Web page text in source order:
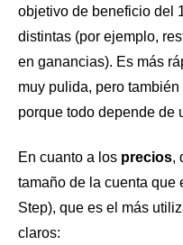
objetivo de beneficio del
distintas (por ejemplo,
en ganancias). Es más
muy pulida, pero
porque todo depende de
En cuanto a los precios,
tamaño de la cuenta que
Step), que es el más
claros: